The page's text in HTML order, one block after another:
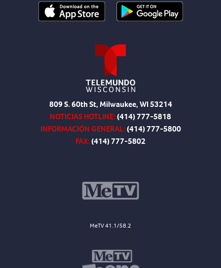
809 S. 60th St, Milwaukee, WI 53214
NOTICIAS HOTLINE:(414) 777-5818
INFORMACIÓN GENERAL:(414) 777-5800
FAX:(414) 777-5802
MeTV 41.1/58.2